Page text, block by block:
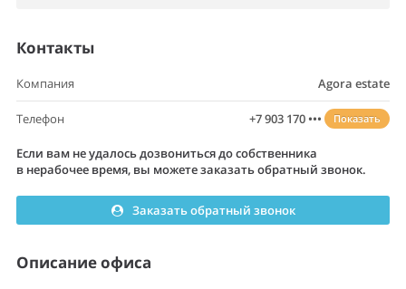
Контакты
Компания Agora estate
Телефон +7 903 170 ••• Показать
Если вам не удалось дозвониться до собственника
в нерабочее время, вы можете заказать обратный звонок.
Заказать обратный звонок
Описание офиса